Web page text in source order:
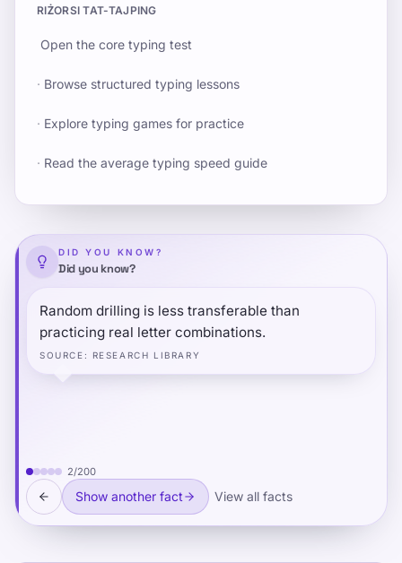
RIŻORSI TAT-TAJPING
Open the core typing test
· Browse structured typing lessons
· Explore typing games for practice
· Read the average typing speed guide
DID YOU KNOW?
Did you know?
Random drilling is less transferable than
practicing real letter combinations.
SOURCE : RESEARCH LIBRARY
2/200
Show another fact View all facts